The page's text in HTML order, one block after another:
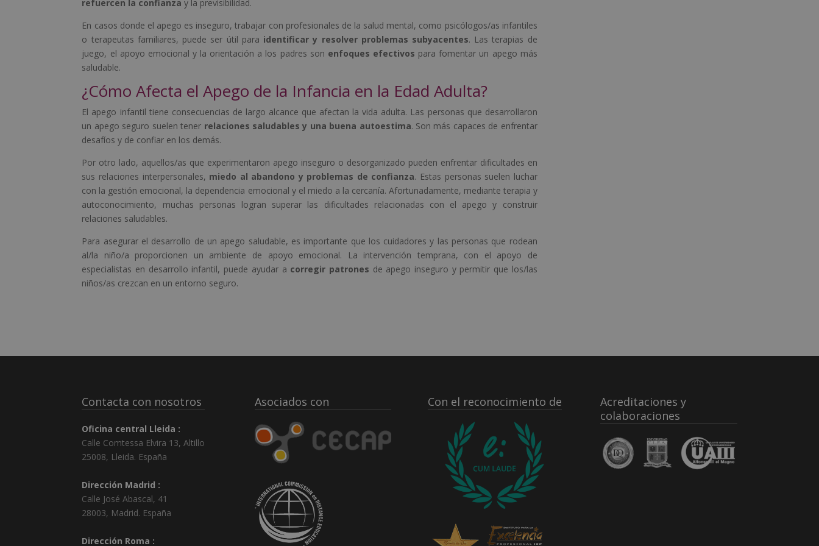
refuercen la confianza y la previsibilidad.
En casos donde el apego es inseguro, trabajar con profesionales de la salud mental, como psicólogos/as infantiles
o terapeutas familiares, puede ser útil para identificar y resolver problemas subyacentes. Las terapias de
juego, el apoyo emocional y la orientación a los padres son enfoques efectivos para fomentar un apego más
saludable.
¿Cómo Afecta el Apego de la Infancia en la Edad Adulta?
El apego infantil tiene consecuencias de largo alcance que afectan la vida adulta. Las personas que desarrollaron
un apego seguro suelen tener relaciones saludables y una buena autoestima. Son más capaces de enfrentar
desafíos y de confiar en los demás.
Por otro lado, aquellos/as que experimentaron apego inseguro o desorganizado pueden enfrentar dificultades en
sus relaciones interpersonales, miedo al abandono y problemas de confianza. Estas personas suelen luchar
con la gestión emocional, la dependencia emocional y el miedo a la cercanía. Afortunadamente, mediante terapia y
autoconocimiento, muchas personas logran superar las dificultades relacionadas con el apego y construir
relaciones saludables.
Para asegurar el desarrollo de un apego saludable, es importante que los cuidadores y las personas que rodean
al/la niño/a proporcionen un ambiente de apoyo emocional. La intervención temprana, con el apoyo de
especialistas en desarrollo infantil, puede ayudar a corregir patrones de apego inseguro y permitir que los/las
niños/as crezcan en un entorno seguro.
Contacta con nosotros
Oficina central Lleida :
Calle Comtessa Elvira 13, Altillo
25008, Lleida. España
Dirección Madrid :
Calle José Abascal, 41
28003, Madrid. España
Dirección Roma :
Asociados con Con el reconocimiento de
Acreditaciones y
colaboraciones